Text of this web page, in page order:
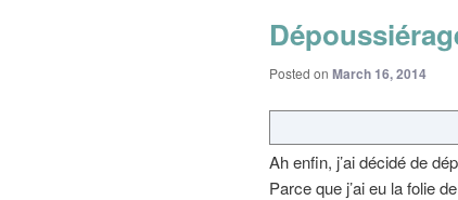
Posted on March 16, 2014
Ah enfin, j’ai décidé de
Parce que j’ai eu la folie